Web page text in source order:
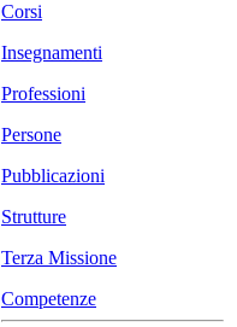
Corsi
Insegnamenti
Professioni
Persone
Pubblicazioni
Strutture
Terza Missione
Competenze